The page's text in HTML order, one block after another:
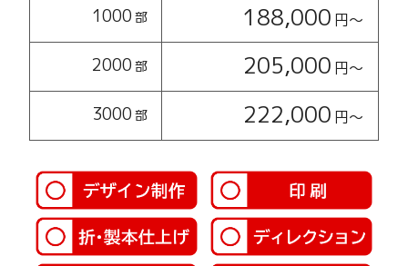
1000 部 188,000 円〜
2000 部 205,000 円〜
3000 部 222,000 円〜